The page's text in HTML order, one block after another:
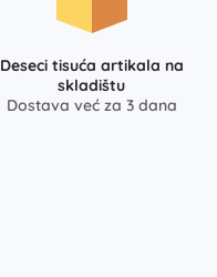
Deseci tisuća artikala na
skladištu
Dostava već za 3 dana